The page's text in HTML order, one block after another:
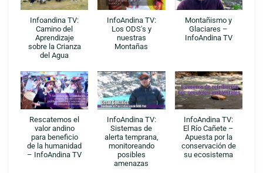
Infoandina TV:
Camino del
Aprendizaje
sobre la Crianza
del Agua
InfoAndina TV:
Los ODS's y
nuestras
Montañas
Montañismo y
Glaciares –
InfoAndina TV
Rescatemos el
valor andino
para beneficio
de la humanidad
– InfoAndina TV
InfoAndina TV:
Sistemas de
alerta temprana,
monitoreando
posibles
amenazas
InfoAndina TV:
El Río Cañete –
Apuesta por la
conservación de
su ecosistema